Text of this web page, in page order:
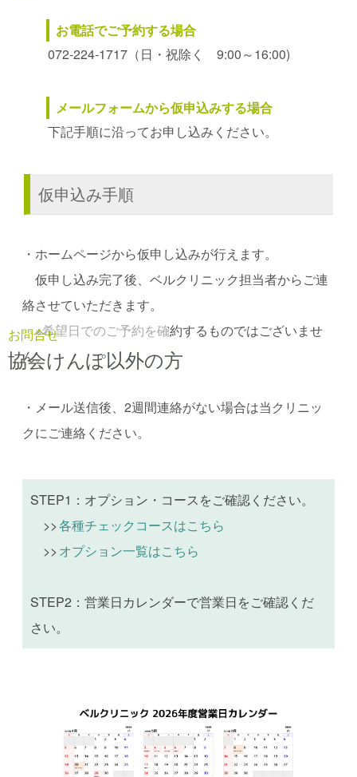
お問合せ
協会けんぽ以外の方
お電話でご予約する場合
072-224-1717（日・祝除く 9:00～16:00)
メールフォームから仮申込みする場合
下記手順に沿ってお申し込みください。
仮申込み手順
・ホームページから仮申し込みが行えます。
仮申し込み完了後、ベルクリニック担当者からご連
絡させていただきます。
※希望日でのご予約を確約するものではございませ
ん。
・メール送信後、2週間連絡がない場合は当クリニッ
クにご連絡ください。
STEP1：オプション・コースをご確認ください。
>>各種チェックコースはこちら
>> オプション一覧はこちら
STEP2：営業日カレンダーで営業日をご確認くだ
さい。